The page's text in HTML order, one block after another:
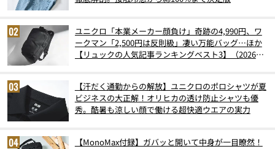
ユニクロ「本業メーカー顔負け」奇跡の4,990円、ワ
ークマン「2,500円は反則級」凄い万能バッグ…ほか
【リュックの人気記事ランキングベスト3】（2026年
【汗だく通勤からの解放】ユニクロのポロシャツが夏
ビジネスの大正解！オリヒカの透け防止シャツも優
秀。酷暑も涼しい顔で働ける超快適ウエアの実力
【MonoMax付録】ガバッと開いて中身が一目瞭然！